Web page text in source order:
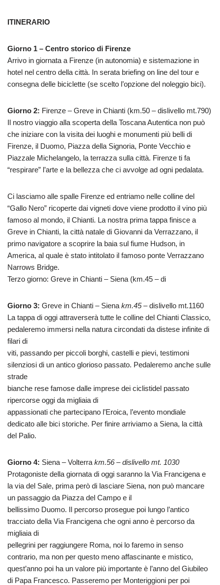
ITINERARIO
Giorno 1 – Centro storico di Firenze
Arrivo in giornata a Firenze (in autonomia) e sistemazione in
hotel nel centro della città. In serata briefing on line del tour e
consegna delle biciclette (se scelto l’opzione del noleggio bici).
Giorno 2: Firenze – Greve in Chianti (km.50 – dislivello mt.790)
Il nostro viaggio alla scoperta della Toscana Autentica non può
che iniziare con la visita dei luoghi e monumenti più belli di
Firenze, il Duomo, Piazza della Signoria, Ponte Vecchio e
Piazzale Michelangelo, la terrazza sulla città. Firenze ti fa
“respirare” l’arte e la bellezza che ci avvolge ad ogni pedalata.
Ci lasciamo alle spalle Firenze ed entriamo nelle colline del
“Gallo Nero” ricoperte dai vigneti dove viene prodotto il vino più
famoso al mondo, il Chianti. La nostra prima tappa finisce a
Greve in Chianti, la città natale di Giovanni da Verrazzano, il
primo navigatore a scoprire la baia sul fiume Hudson, in
America, al quale è stato intitolato il famoso ponte Verrazzano
Narrows Bridge.
Terzo giorno: Greve in Chianti – Siena (km.45 – di
Giorno 3: Greve in Chianti – Siena km.45– dislivello mt.1160
La tappa di oggi attraverserà tutte le colline del Chianti Classico,
pedaleremo immersi nella natura circondati da distese infinite di
filari di
viti, passando per piccoli borghi, castelli e pievi, testimoni
silenziosi di un antico glorioso passato. Pedaleremo anche sulle
strade
bianche rese famose dalle imprese dei ciclistidel passato
ripercorse oggi da migliaia di
appassionati che partecipano l’Eroica, l’evento mondiale
dedicato alle bici storiche. Per finire arriviamo a Siena, la città
del Palio.
Giorno 4: Siena – Volterra km.56 – dislivello mt. 1030
Protagoniste della giornata di oggi saranno la Via Francigena e
la via del Sale, prima però di lasciare Siena, non può mancare
un passaggio da Piazza del Campo e il
bellissimo Duomo. Il percorso prosegue poi lungo l’antico
tracciato della Via Francigena che ogni anno è percorso da
migliaia di
pellegrini per raggiungere Roma, noi lo faremo in senso
contrario, ma non per questo meno affascinante e mistico,
quest’anno poi ha un valore più importante è l’anno del Giubileo
di Papa Francesco. Passeremo per Monteriggioni per poi